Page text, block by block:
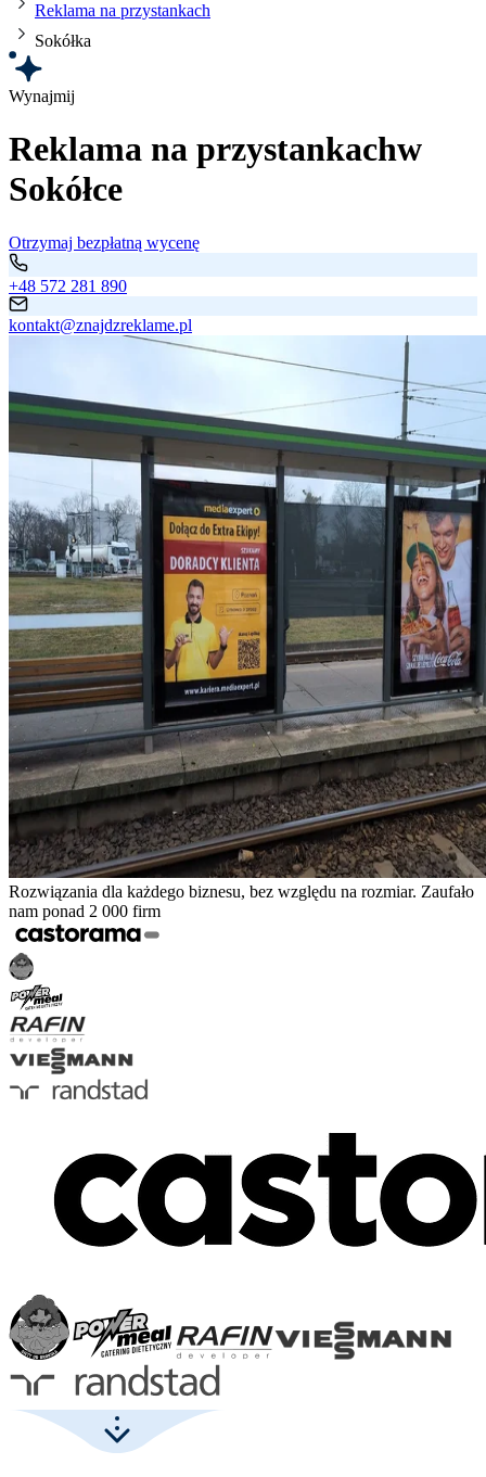
Reklama na przystankach
Sokółka
Wynajmij
Reklama na przystankachw
Sokółce
Otrzymaj bezpłatną wycenę
+48 572 281 890
kontakt@znajdzreklame.pl
Rozwiązania dla każdego biznesu, bez względu na rozmiar. Zaufało
nam ponad 2 000 firm